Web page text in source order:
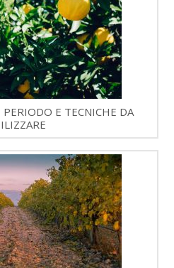
E TECNICHE DA